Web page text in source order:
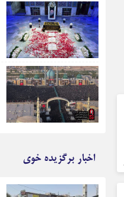
اخبار برگزیده خوی